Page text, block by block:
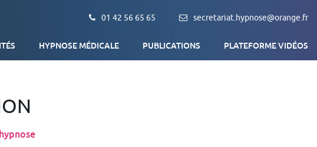
01 42 56 65 65 secretariat.hypnose@orange.fr
HYPNOSE MÉDICALE PUBLICATIONS PLATEFORME VIDÉOS